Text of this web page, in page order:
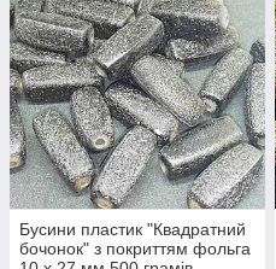
Бусини пластик "Квадратний
бочонок" з покриттям фольга